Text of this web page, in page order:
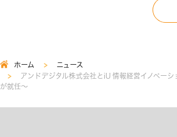
パ
ン
く
ホーム
ニュース
アンドデジタル株式会社とiU 情報経営イノベー
が就任～